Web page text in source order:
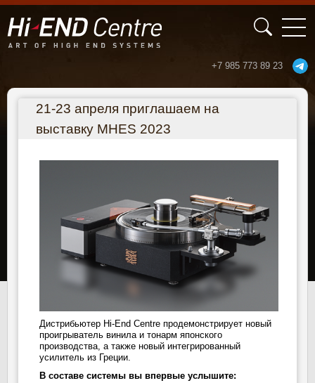
Перейти к основному содержанию
+7 985 773 89 23
21-23 апреля приглашаем на
выставку MHES 2023
Дистрибьютер Hi-End Centre продемонстрирует новый
проигрыватель винила и тонарм японского
производства, а также новый интегрированный
усилитель из Греции.
В составе системы вы впервые услышите: